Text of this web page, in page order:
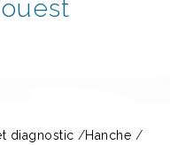
diagnostic /Hanche /